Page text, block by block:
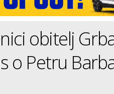
obitelj
o Petru